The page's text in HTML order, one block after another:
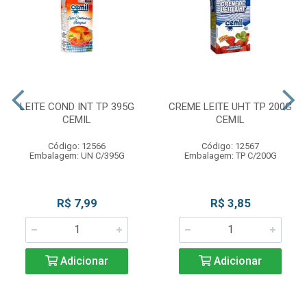
LEITE COND INT TP 395G
CEMIL
Código: 12566
Embalagem: UN C/395G
R$ 7,99
Adicionar
CREME LEITE UHT TP 200G
CEMIL
Código: 12567
Embalagem: TP C/200G
R$ 3,85
Adicionar